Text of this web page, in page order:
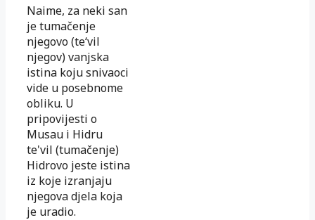
Naime, za neki san
je tumačenje
njegovo (te‘vil
njegov) vanjska
istina koju snivaoci
vide u posebnome
obliku. U
pripovijesti o
Musau i Hidru
te'vil (tumačenje)
Hidrovo jeste istina
iz koje izranjaju
njegova djela koja
je uradio.